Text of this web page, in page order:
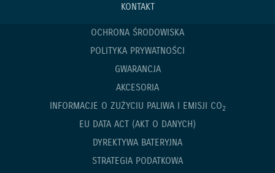
KONTAKT
OCHRONA ŚRODOWISKA
POLITYKA PRYWATNOŚCI
GWARANCJA
AKCESORIA
INFORMACJE O ZUŻYCIU PALIWA I EMISJI CO2
EU DATA ACT (AKT O DANYCH)
DYREKTYWA BATERYJNA
STRATEGIA PODATKOWA